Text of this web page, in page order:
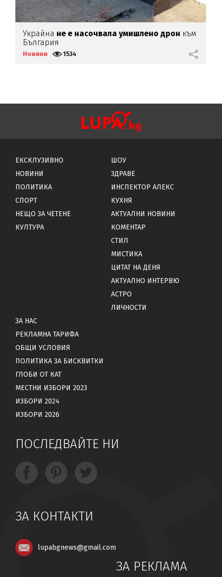
Украйна не е насочвала умишлено дрон към
България
Новини 1534
ЕКСКЛУЗИВНО
НОВИНИ
ПОЛИТИКА
СПОРТ
НЕЩО ЗА ЧЕТЕНЕ
КУЛТУРА
ШОУ
ЗДРАВЕ
ИНСПЕКТОР АЛЕКС
КУХНЯ
АКТУАЛНИ НОВИНИ
КОМЕНТАР
СТИЛ
МИСТИКА
ЦИТАТ НА ДЕНЯ
АКТУАЛНО ИНТЕРВЮ
АСТРО
ЛИЧНОСТИ
ЗА НАС
РЕКЛАМНА ТАРИФА
ОБЩИ УСЛОВИЯ
ПОЛИТИКА ЗА БИСКВИТКИ
ГЛОБИ ОТ КАТ
МЕСТНИ ИЗБОРИ 2023
ИЗБОРИ 2024
ИЗБОРИ 2026
ПОСЛЕДВАЙТЕ НИ
ЗА КОНТАКТИ
lupabgnews@gmail.com
ЗА РЕКЛАМА